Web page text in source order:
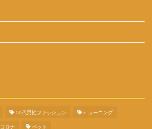
50代男性ファッション e-ラーニング
コロナ ペット